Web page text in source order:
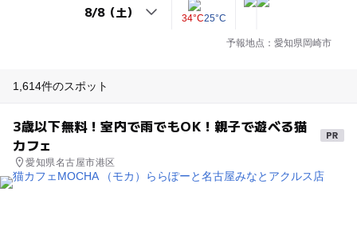
34°C25°C
予報地点：愛知県岡崎市
1,614件のスポット
3歳以下無料！室内で雨でもOK！親子で遊べる猫
カフェ
愛知県名古屋市港区